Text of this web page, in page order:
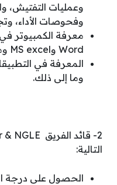
وعمليات التفتيش،
وفحوصات الأداء،
Word وMS excel وما إلى ذلك.
وما إلى ذلك.
التالية:
الحصول على درجة